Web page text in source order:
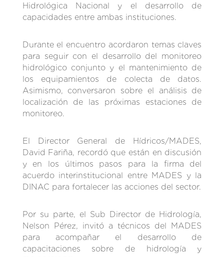
Hidrológica Nacional y el desarrollo de
capacidades entre ambas instituciones.
Durante el encuentro acordaron temas claves
para seguir con el desarrollo del monitoreo
hidrológico conjunto y el mantenimiento de
los equipamientos de colecta de datos.
Asimismo, conversaron sobre el análisis de
localización de las próximas estaciones de
monitoreo.
El Director General de Hídricos/MADES,
David Fariña, recordó que están en discusión
y en los últimos pasos para la firma del
acuerdo interinstitucional entre MADES y la
DINAC para fortalecer las acciones del sector.
Por su parte, el Sub Director de Hidrología,
Nelson Pérez, invitó a técnicos del MADES
para acompañar el desarrollo de
capacitaciones sobre de hidrología y